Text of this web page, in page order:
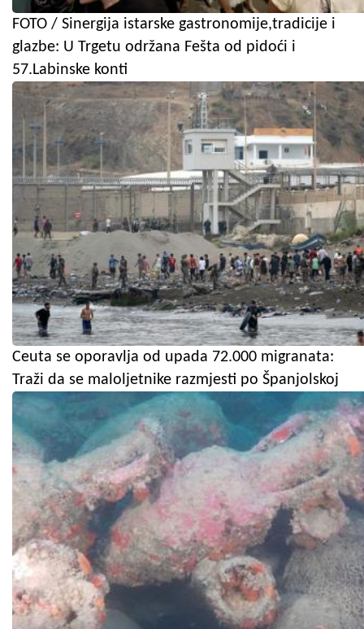
FOTO / Sinergija istarske gastronomije,tradicije i
glazbe: U Trgetu održana Fešta od pidoći i
57.Labinske konti
Ceuta se oporavlja od upada 72.000 migranata:
Traži da se maloljetnike razmjesti po Španjolskoj